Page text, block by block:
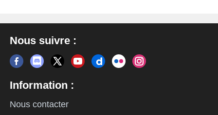
Nous suivre :
Information :
Nous contacter